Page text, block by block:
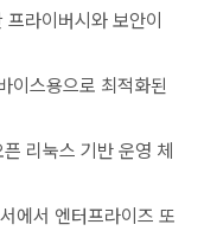
라이버시와 보안이
이스용으로 최적화된
리눅스 기반 운영 체
에서 엔터프라이즈 또